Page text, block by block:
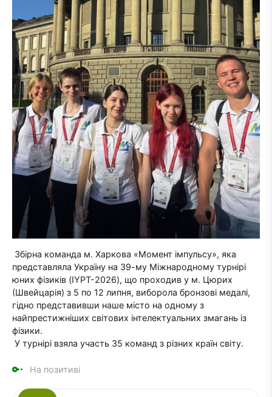
Збірна команда м. Харкова «Момент імпульсу», яка
представляла Україну на 39-му Міжнародному турнірі
юних фізиків (IYPT-2026), що проходив у м. Цюрих
(Швейцарія) з 5 по 12 липня, виборола бронзові медалі,
гідно представивши наше місто на одному з
найпрестижніших світових інтелектуальних змагань із
фізики.
У турнірі взяла участь 35 команд з різних країн світу.
На позитиві